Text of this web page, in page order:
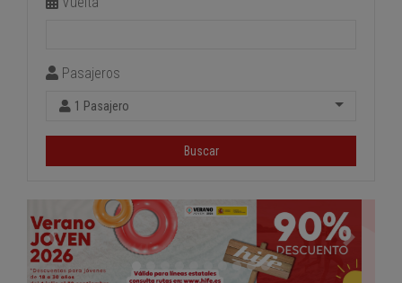
Pasajeros
1 Pasajero
Buscar